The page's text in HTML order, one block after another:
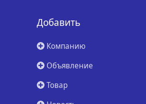
Добавить
Компанию
Объявление
Товар